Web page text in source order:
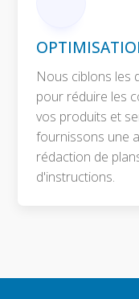
Nous ciblons les
pour réduire les
vos produits et
fournissons une
rédaction de
d'instructions.